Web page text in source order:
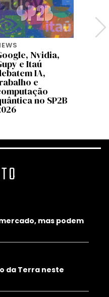
Nvidia,
e Itaú
IA,
e
no SP2B
mas podem
da Terra neste